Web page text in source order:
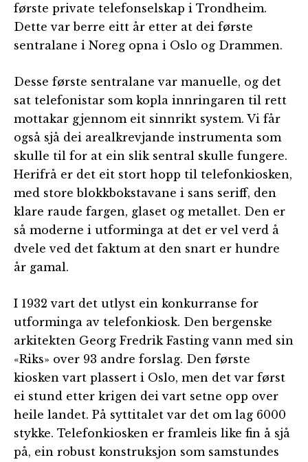
første private telefonselskap i Trondheim.
Dette var berre eitt år etter at dei første
sentralane i Noreg opna i Oslo og Drammen.
Desse første sentralane var manuelle, og det
sat telefonistar som kopla innringaren til rett
mottakar gjennom eit sinnrikt system. Vi får
også sjå dei arealkrevjande instrumenta som
skulle til for at ein slik sentral skulle fungere.
Herifrå er det eit stort hopp til telefonkiosken,
med store blokkbokstavane i sans seriff, den
klare raude fargen, glaset og metallet. Den er
så moderne i utforminga at det er vel verd å
dvele ved det faktum at den snart er hundre
år gamal.
I 1932 vart det utlyst ein konkurranse for
utforminga av telefonkiosk. Den bergenske
arkitekten Georg Fredrik Fasting vann med sin
«Riks» over 93 andre forslag. Den første
kiosken vart plassert i Oslo, men det var først
ei stund etter krigen dei vart setne opp over
heile landet. På syttitalet var det om lag 6000
stykke. Telefonkiosken er framleis like fin å sjå
på, ein robust konstruksjon som samstundes